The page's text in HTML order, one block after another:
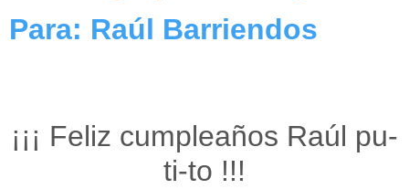
Para: Raúl Barriendos
¡¡¡ Feliz cumpleaños Raúl pu-
ti-to !!!